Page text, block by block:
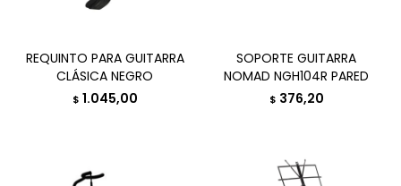
REQUINTO PARA GUITARRA
CLÁSICA NEGRO
$ 1.045,00
SOPORTE GUITARRA
NOMAD NGH104R PARED
$ 376,20